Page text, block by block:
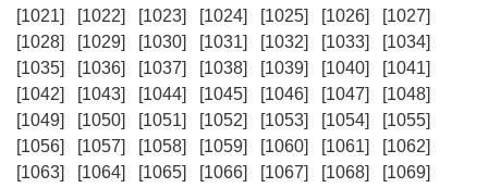
[1021]
[1022] [1023] [1024] [1025] [1026]
[1027]
[1028]
[1029] [1030] [1031] [1032] [1033]
[1034]
[1035]
[1036] [1037] [1038] [1039] [1040]
[1041]
[1042]
[1043] [1044] [1045] [1046] [1047]
[1048]
[1049]
[1050] [1051] [1052] [1053] [1054]
[1055]
[1056]
[1057] [1058] [1059] [1060] [1061]
[1062]
[1063]
[1064] [1065] [1066] [1067] [1068]
[1069]